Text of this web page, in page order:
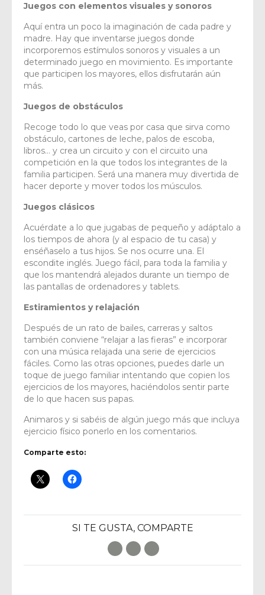
Juegos con elementos visuales y sonoros
Aquí entra un poco la imaginación de cada padre y
madre. Hay que inventarse juegos donde
incorporemos estímulos sonoros y visuales a un
determinado juego en movimiento. Es importante
que participen los mayores, ellos disfrutarán aún
más.
Juegos de obstáculos
Recoge todo lo que veas por casa que sirva como
obstáculo, cartones de leche, palos de escoba,
libros… y crea un circuito y con el circuito una
competición en la que todos los integrantes de la
familia participen. Será una manera muy divertida de
hacer deporte y mover todos los músculos.
Juegos clásicos
Acuérdate a lo que jugabas de pequeño y adáptalo a
los tiempos de ahora (y al espacio de tu casa) y
enséñaselo a tus hijos. Se nos ocurre una. El
escondite inglés. Juego fácil, para toda la familia y
que los mantendrá alejados durante un tiempo de
las pantallas de ordenadores y tablets.
Estiramientos y relajación
Después de un rato de bailes, carreras y saltos
también conviene “relajar a las fieras” e incorporar
con una música relajada una serie de ejercicios
fáciles. Como las otras opciones, puedes darle un
toque de juego familiar intentando que copien los
ejercicios de los mayores, haciéndolos sentir parte
de lo que hacen sus papas.
Animaros y si sabéis de algún juego más que incluya
ejercicio físico ponerlo en los comentarios.
Comparte esto:
SI TE GUSTA, COMPARTE
Facebook
TwitterE-Mail